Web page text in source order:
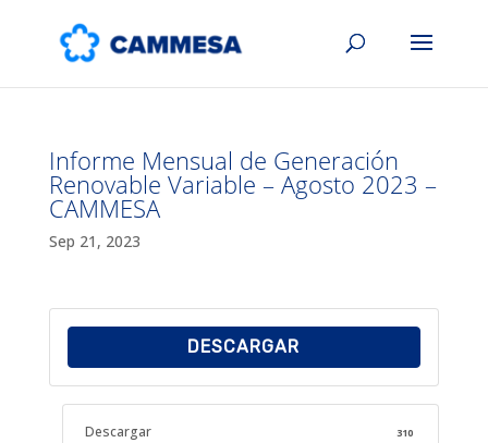
Informe Mensual de Generación
Renovable Variable – Agosto 2023 –
CAMMESA
Sep 21, 2023
DESCARGAR
Descargar 310